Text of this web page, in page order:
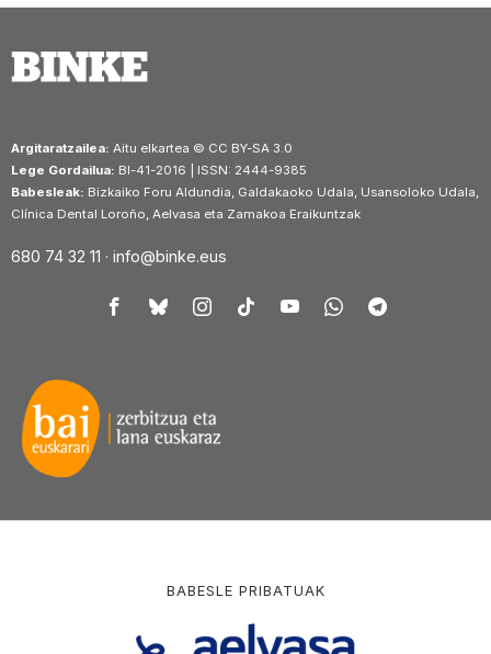
Argitaratzailea: Aitu elkartea © CC BY-SA 3.0
Lege Gordailua: BI-41-2016 | ISSN: 2444-9385
Babesleak: Bizkaiko Foru Aldundia, Galdakaoko Udala, Usansoloko Udala,
Clínica Dental Loroño, Aelvasa eta Zamakoa Eraikuntzak
680 74 32 11 · info@binke.eus
BABESLE PRIBATUAK